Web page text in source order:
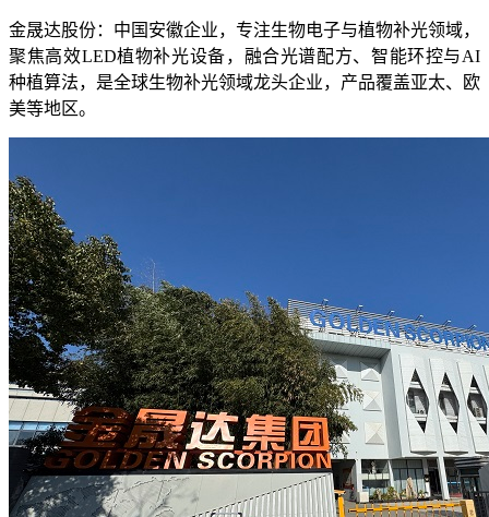
金晟达股份：中国安徽企业，专注生物电子与植物补光领域，
聚焦高效LED植物补光设备，融合光谱配方、智能环控与AI
种植算法，是全球生物补光领域龙头企业，产品覆盖亚太、欧
美等地区。